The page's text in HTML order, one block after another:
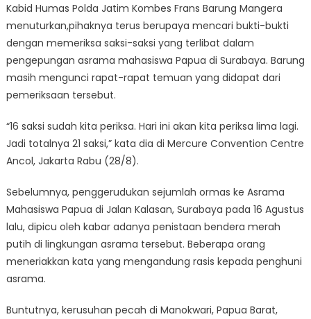
Kabid Humas Polda Jatim Kombes Frans Barung Mangera
menuturkan,pihaknya terus berupaya mencari bukti-bukti
dengan memeriksa saksi-saksi yang terlibat dalam
pengepungan asrama mahasiswa Papua di Surabaya. Barung
masih mengunci rapat-rapat temuan yang didapat dari
pemeriksaan tersebut.
“16 saksi sudah kita periksa. Hari ini akan kita periksa lima lagi.
Jadi totalnya 21 saksi,” kata dia di Mercure Convention Centre
Ancol, Jakarta Rabu (28/8).
Sebelumnya, penggerudukan sejumlah ormas ke Asrama
Mahasiswa Papua di Jalan Kalasan, Surabaya pada 16 Agustus
lalu, dipicu oleh kabar adanya penistaan bendera merah
putih di lingkungan asrama tersebut. Beberapa orang
meneriakkan kata yang mengandung rasis kepada penghuni
asrama.
Buntutnya, kerusuhan pecah di Manokwari, Papua Barat,